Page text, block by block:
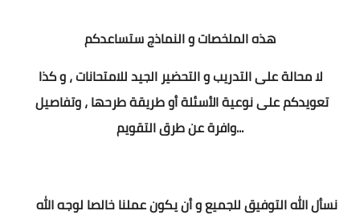
هذه الملخصات و النماذج ستساعدكم
لا محالة على التدريب و التحضير الجيد للامتحانات ، و كذا
تعويدكم على نوعية الأسئلة أو طريقة طرحها ، وتفاصيل
وافرة عن طرق التقويم...
نسأل الله التوفيق للجميع و أن يكون عملنا خالصا لوجه الله